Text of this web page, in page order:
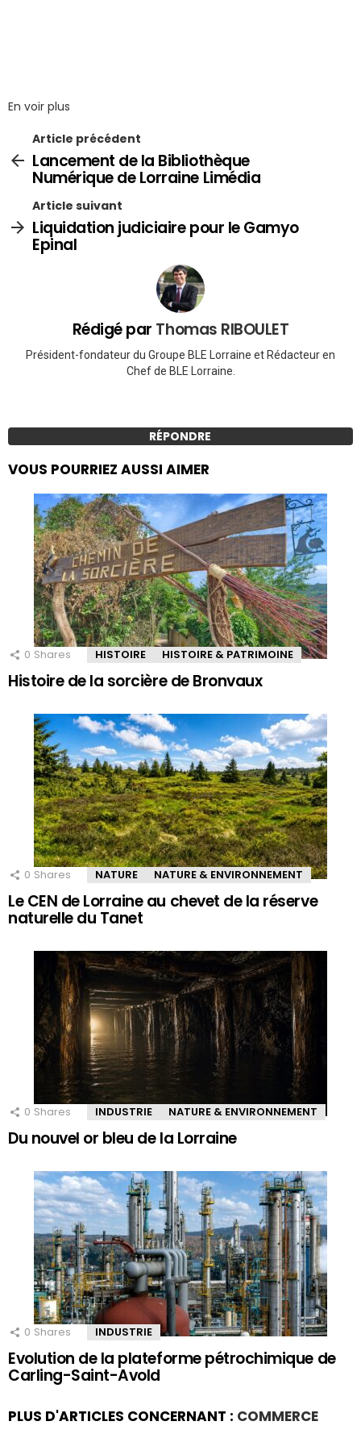
En voir plus
Article précédent
Lancement de la Bibliothèque
Numérique de Lorraine Limédia
Article suivant
Liquidation judiciaire pour le Gamyo
Epinal
Rédigé par Thomas RIBOULET
Président-fondateur du Groupe BLE Lorraine et Rédacteur en
Chef de BLE Lorraine.
RÉPONDRE
VOUS POURRIEZ AUSSI AIMER
0 Shares HISTOIRE HISTOIRE & PATRIMOINE
Histoire de la sorcière de Bronvaux
0 Shares NATURE NATURE & ENVIRONNEMENT
Le CEN de Lorraine au chevet de la réserve
naturelle du Tanet
0 Shares INDUSTRIE NATURE & ENVIRONNEMENT
Du nouvel or bleu de la Lorraine
0 Shares INDUSTRIE
Evolution de la plateforme pétrochimique de
Carling-Saint-Avold
PLUS D'ARTICLES CONCERNANT : COMMERCE